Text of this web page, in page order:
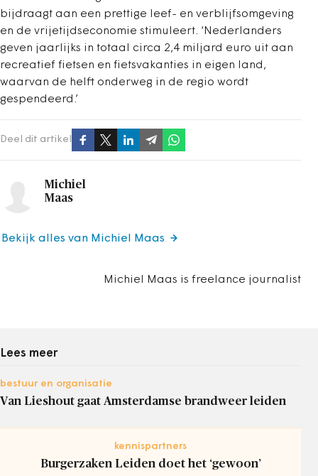
bijdraagt aan een prettige leef- en verblijfsomgeving
en de vrijetijdseconomie stimuleert. ‘Nederlanders
geven jaarlijks in totaal circa 2,4 miljard euro uit aan
recreatief fietsen en fietsvakanties in eigen land,
waarvan de helft onderweg in de regio wordt
gespendeerd.’
Deel dit artikel
Michiel
Maas
Michiel Maas is freelance journalist
Bekijk alles van Michiel Maas
Lees meer
bestuur en organisatie
Van Lieshout gaat Amsterdamse brandweer leiden
kennispartners
Burgerzaken Leiden doet het ‘gewoon’